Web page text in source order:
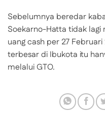
Sebelumnya beredar
Soekarno-Hatta tidak
uang cash per 27
terbesar di Ibukota itu
melalui GTO.